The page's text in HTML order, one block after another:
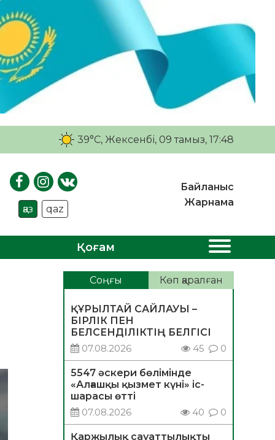
39°C, Жексенбі, 09 тамыз, 17:48
қаз qaz
Байланыс
Жарнама
Қоғам
Соңғы Көп қаралған
ҚҰРЫЛТАЙ САЙЛАУЫ –
БІРЛІК ПЕН
БЕЛСЕНДІЛІКТІҢ БЕЛГІСІ
07.08.2026
45 0
5547 әскери бөлімінде
«Алғашқы қызмет күні» іс-
шарасы өтті
07.08.2026
40 0
Қаржылық сауаттылықты